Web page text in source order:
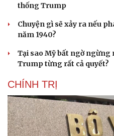
thống Trump
Chuyện gì sẽ xảy ra nếu
năm 1940?
Tại sao Mỹ bất ngờ
Trump từng rất cả quyết?
CHÍNH TRỊ